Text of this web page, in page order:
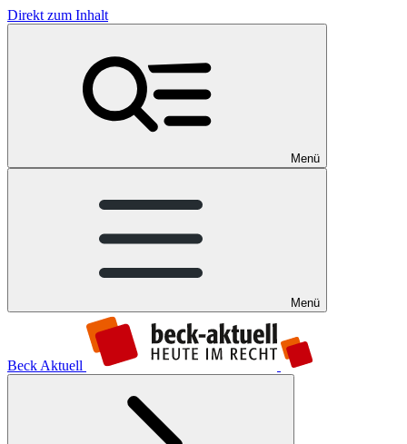
Direkt zum Inhalt
Menü
Menü
Beck Aktuell